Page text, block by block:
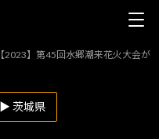
【2023】第45回水郷潮来花火大会が
▶ 茨城県